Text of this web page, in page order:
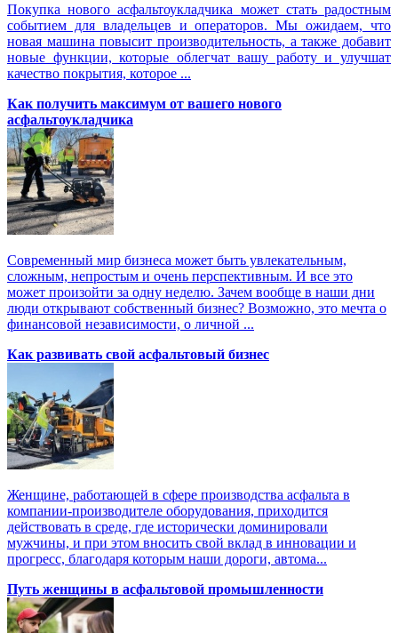
Покупка нового асфальтоукладчика может стать радостным
событием для владельцев и операторов. Мы ожидаем, что
новая машина повысит производительность, а также добавит
новые функции, которые облегчат вашу работу и улучшат
качество покрытия, которое ...
Как получить максимум от вашего нового
асфальтоукладчика
Современный мир бизнеса может быть увлекательным,
сложным, непростым и очень перспективным. И все это
может произойти за одну неделю. Зачем вообще в наши дни
люди открывают собственный бизнес? Возможно, это мечта о
финансовой независимости, о личной ...
Как развивать свой асфальтовый бизнес
Женщине, работающей в сфере производства асфальта в
компании-производителе оборудования, приходится
действовать в среде, где исторически доминировали
мужчины, и при этом вносить свой вклад в инновации и
прогресс, благодаря которым наши дороги, автома...
Путь женщины в асфальтовой промышленности